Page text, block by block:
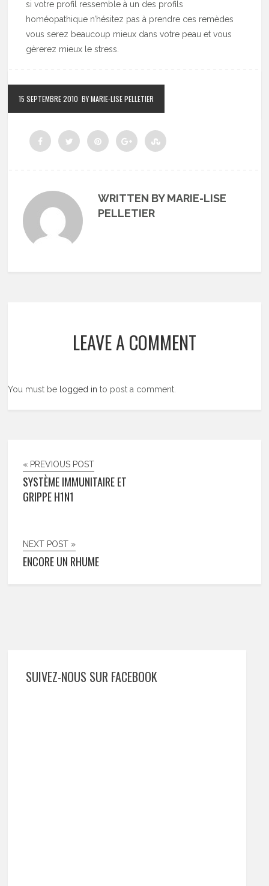
si votre profil ressemble à un des profils
homéopathique n’hésitez pas à prendre ces remèdes
vous serez beaucoup mieux dans votre peau et vous
gèrerez mieux le stress.
15 SEPTEMBRE 2010 BY MARIE-LISE PELLETIER
WRITTEN BY MARIE-LISE
PELLETIER
LEAVE A COMMENT
You must be logged in to post a comment.
« PREVIOUS POST
SYSTÈME IMMUNITAIRE ET
GRIPPE H1N1
NEXT POST »
ENCORE UN RHUME
SUIVEZ-NOUS SUR FACEBOOK